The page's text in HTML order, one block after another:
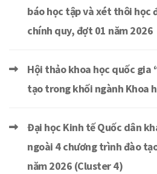
báo học tập và xét thôi học
chính quy, đợt 01 năm 2026
Hội thảo khoa học quốc gia
tạo trong khối ngành Khoa
Đại học Kinh tế Quốc dân
ngoài 4 chương trình đào
năm 2026 (Cluster 4)